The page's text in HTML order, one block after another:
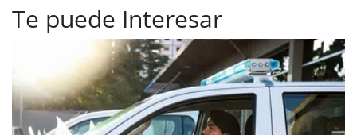
Te puede Interesar